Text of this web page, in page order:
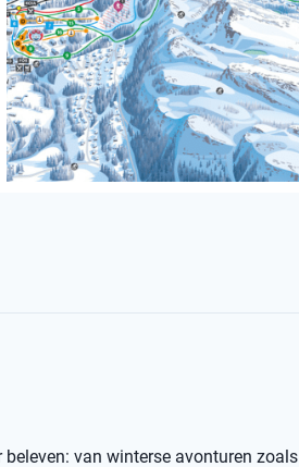
van winterse avonturen zoals